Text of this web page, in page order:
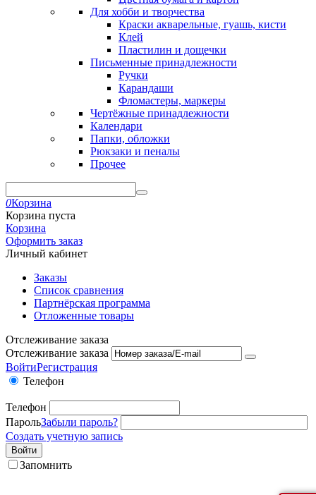
Для хобби и творчества
Краски акварельные, гуашь, кисти
Клей
Пластилин и дощечки
Письменные принадлежности
Ручки
Карандаши
Фломастеры, маркеры
Чертёжные принадлежности
Календари
Папки, обложки
Рюкзаки и пеналы
Прочее
0Корзина
Корзина пуста
Корзина
Оформить заказ
Личный кабинет
Заказы
Список сравнения
Партнёрская программа
Отложенные товары
Отслеживание заказа
Отслеживание заказа
ВойтиРегистрация
Телефон
Телефон
ПарольЗабыли пароль?
Создать учетную запись
Войти
Запомнить